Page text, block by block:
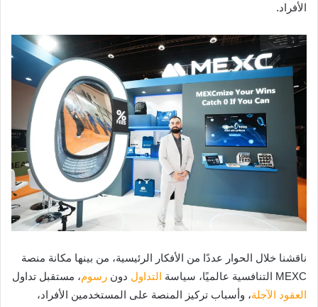
الأفراد.
ناقشنا خلال الحوار عددًا من الأفكار الرئيسية، من بينها مكانة منصة
MEXC التنافسية عالميًا، سياسة
التداول دون رسوم، مستقبل تداول
العقود الآجلة، وأسباب تركيز المنصة على المستخدمين الأفراد،